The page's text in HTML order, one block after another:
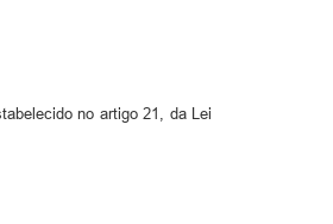
no artigo 21, da Lei